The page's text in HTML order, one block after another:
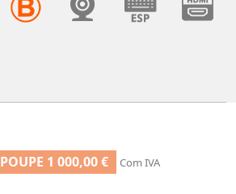
POUPE 1 000,00 € Com IVA